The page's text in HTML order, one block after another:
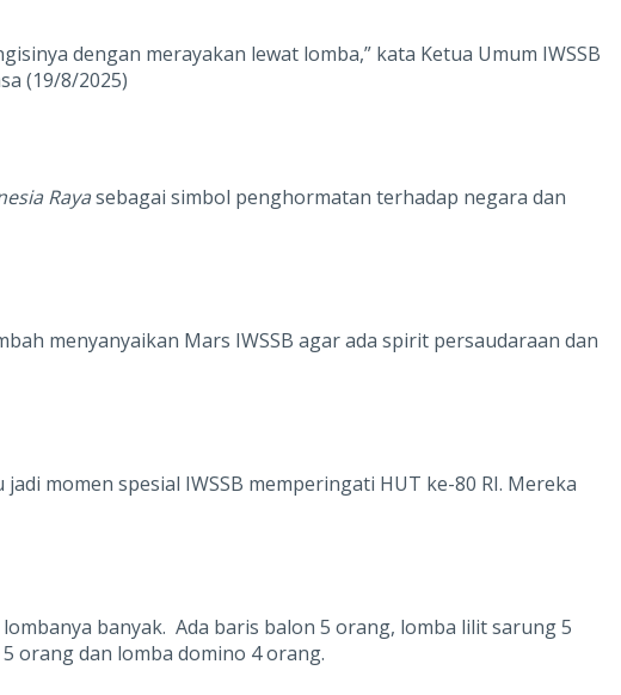
dengan merayakan lewat lomba,” kata Ketua Umum IWSSB
(19/8/2025)
Rayasebagai simbol penghormatan terhadap negara dan
menyanyaikan Mars IWSSB agar ada spirit persaudaraan dan
momen spesial IWSSB memperingati HUT ke-80 RI. Mereka
banyak. Ada baris balon 5 orang, lomba lilit sarung 5
5 orang dan lomba domino 4 orang.